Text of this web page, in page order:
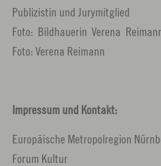
Publizistin und Jurymitglied
Foto: Bildhauerin Verena
Foto: Verena Reimann
Impressum und Kontakt:
Europäische Metropolregion
Forum Kultur